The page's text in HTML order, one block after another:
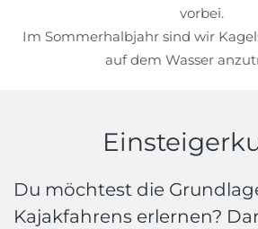
vorbei.
Im Sommerhalbjahr sind wir
auf dem Wasser
Du möchtest die
Kajakfahrens erlernen?